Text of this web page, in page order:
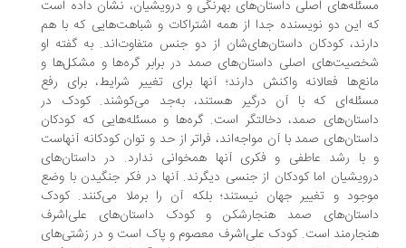
اصلی داستان‌های بهرنگی و درویشیان، نشان داده است
این دو نویسنده جدا از همه اشتراکات و شباهت‌هایی که با هم
کودکان داستان‌های‌شان از دو جنس متفاوت‌اند. به گفته او
اصلی داستان‌های صمد در برابر گره‌ها و مشکل‌ها و
فعالانه واکنش دارند؛ آنها برای تغییر شرایط، برای رفع
که با آن درگیر هستند، به‌جد می‌کوشند. کودک در
صمد، دخالتگر است. گره‌ها و مسئله‌هایی که کودکان
صمد با آن مواجه‌اند، فراتر از حد و توان کودکانه آنهاست
رشد عاطفی و فکری آنها همخوانی ندارد. در داستان‌های
اما کودکان از جنسی دیگرند. آنها در فکر جنگیدن با وضع
و تغییر جهان نیستند؛ بلکه آن را برملا می‌کنند. کودک
صمد هنجارشکن و کودک داستان‌‌های علی‌اشرف
است. کودک علی‌اشرف معصوم و پاک است و در زشتی‌های